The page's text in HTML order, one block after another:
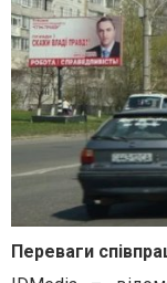
Переваги